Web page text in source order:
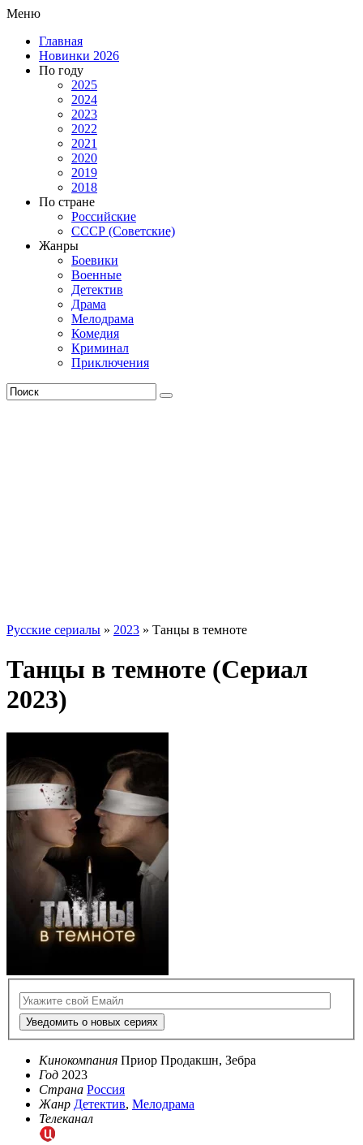
Меню
Главная
Новинки 2026
По году
2025
2024
2023
2022
2021
2020
2019
2018
По стране
Российские
СССР (Советские)
Жанры
Боевики
Военные
Детектив
Драма
Мелодрама
Комедия
Криминал
Приключения
Русские сериалы » 2023 » Танцы в темноте
Танцы в темноте (Сериал
2023)
Уведомить о новых сериях
Кинокомпания Приор Продакшн, Зебра
Год 2023
Страна Россия
Жанр Детектив, Мелодрама
Телеканал